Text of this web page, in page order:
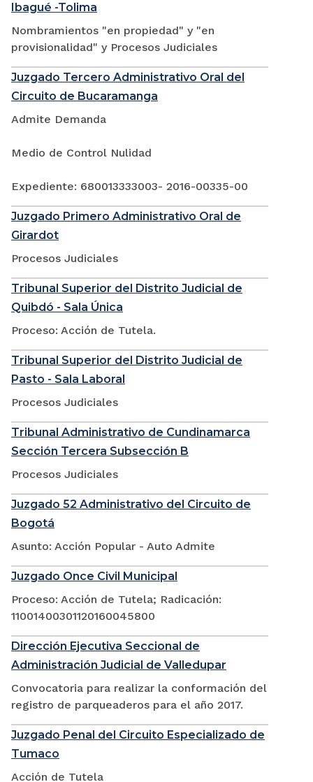
Ibagué -Tolima
Nombramientos "en propiedad" y "en
provisionalidad" y Procesos Judiciales
Juzgado Tercero Administrativo Oral del
Circuito de Bucaramanga
Admite Demanda
Medio de Control Nulidad
Expediente: 680013333003- 2016-00335-00
Juzgado Primero Administrativo Oral de
Girardot
Procesos Judiciales
Tribunal Superior del Distrito Judicial de
Quibdó - Sala Única
Proceso: Acción de Tutela.
Tribunal Superior del Distrito Judicial de
Pasto - Sala Laboral
Procesos Judiciales
Tribunal Administrativo de Cundinamarca
Sección Tercera Subsección B
Procesos Judiciales
Juzgado 52 Administrativo del Circuito de
Bogotá
Asunto: Acción Popular - Auto Admite
Juzgado Once Civil Municipal
Proceso: Acción de Tutela; Radicación:
11001400301120160045800
Dirección Ejecutiva Seccional de
Administración Judicial de Valledupar
Convocatoria para realizar la conformación del
registro de parqueaderos para el año 2017.
Juzgado Penal del Circuito Especializado de
Tumaco
Acción de Tutela